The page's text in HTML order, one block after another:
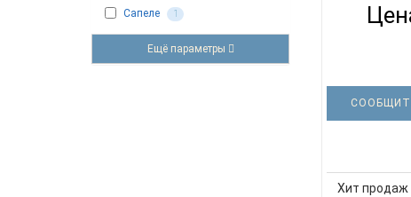
Сапеле 1
Ещё параметры
Хит продаж